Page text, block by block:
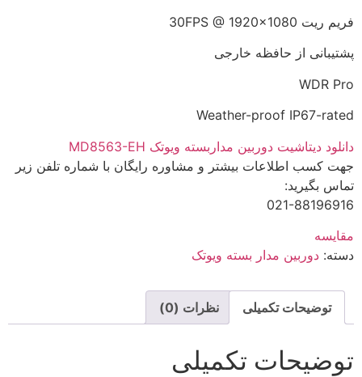
فریم ریت 30FPS @ 1920×1080
پشتیبانی از حافظه خارجی
WDR Pro
Weather-proof IP67-rated
دانلود دیتاشیت دوربین مداربسته ویوتک MD8563-EH
جهت کسب اطلاعات بیشتر و مشاوره رایگان با شماره تلفن زیر
تماس بگیرید:
021-88196916
مقایسه
دسته: دوربین مدار بسته ویوتک
توضیحات تکمیلی نظرات (0)
توضیحات تکمیلی